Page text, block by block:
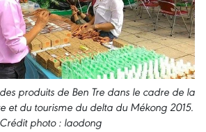
produits de Ben Tre dans le cadre de la
et du tourisme du delta du Mékong 2015.
Crédit photo : laodong